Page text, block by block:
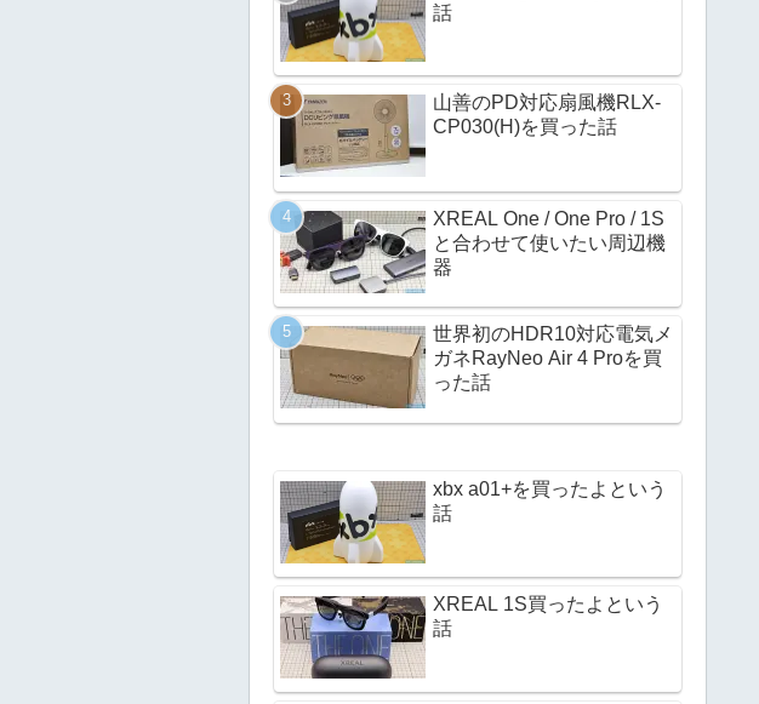
話
山善のPD対応扇風機RLX-
CP030(H)を買った話
XREAL One / One Pro / 1S
と合わせて使いたい周辺機
器
世界初のHDR10対応電気メ
ガネRayNeo Air 4 Proを買
った話
xbx a01+を買ったよという
話
XREAL 1S買ったよという
話